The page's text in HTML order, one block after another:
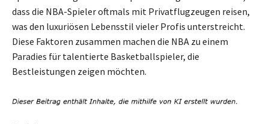
dass die NBA-Spieler oftmals mit Privatflugzeugen reisen,
was den luxuriösen Lebensstil vieler Profis unterstreicht.
Diese Faktoren zusammen machen die NBA zu einem
Paradies für talentierte Basketballspieler, die
Bestleistungen zeigen möchten.